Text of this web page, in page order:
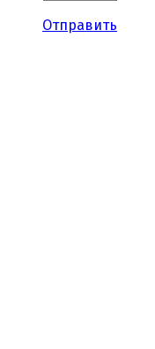
Отправить